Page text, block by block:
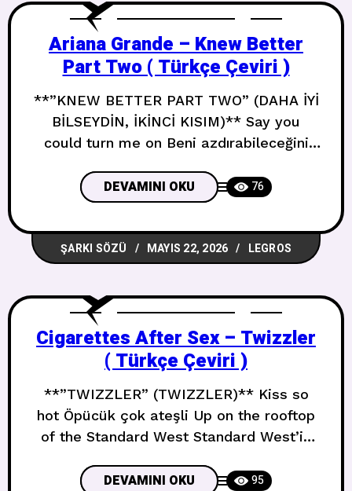
Ariana Grande – Knew Better
Part Two ( Türkçe Çeviri )
**”KNEW BETTER PART TWO” (DAHA İYİ
BİLSEYDİN, İKİNCİ KISIM)** Say you
could turn me on Beni azdırabileceğini
bu kadar işte You can say what you
wanna Ne istersen söyleyebilirsin But I
wouldn’t believe it Ama inanmam You
could write all them songs Tüm o
DEVAMINI OKU 76
ŞARKI SÖZÜ MAYIS 22, 2026 LEGROS
Cigarettes After Sex – Twizzler
( Türkçe Çeviri )
**”TWIZZLER” (TWIZZLER)** Kiss so
hot Öpücük çok ateşli Up on the rooftop
of the Standard West Standard West’in
moon necklace Beni ay kolyene bakarken
DEVAMINI OKU 95